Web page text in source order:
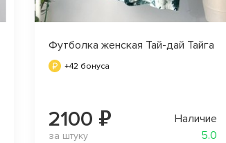
Футболка женская Тай-дай Тайга
+42 бонуса
2100 ₽
за штуку
Наличие
5.0